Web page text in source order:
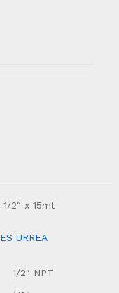
2″ x 15mt
URREA
1/2″ NPT